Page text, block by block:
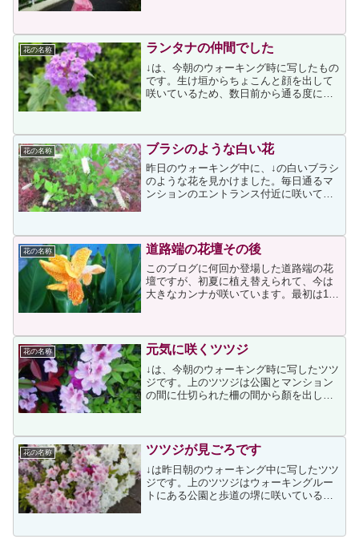
と言って良いくらい順調に完了しまし
た。それ...
花の名称 ランタナの仲間でした
↓は、今朝のウォーキング時に写したもの
です。生け垣からちょこんと顔を出して
咲いているため、数日前から通る度に気
画像検索で調べたところ、コバノランタ
ナの可能性が高い...
花の名称 ブラシのような白い花
昨日のウォーキング中に、↓の白いブラシ
のような花を見かけました。毎日通るマ
ンションのエントランス付近に咲いてい
べたのですが、当てはまる...
花の名称 道路端の花壇その後
このブログに何回か登場した道路端の花
壇ですが、初夏に植え替えられて、今は
大きなカンナが咲いています。最初は10
な花を咲かせています。日当たりが良い
場所ですし、肥料も適...
花の名称 元気に咲くツツジ
↓は、今朝のウォーキング時に写したツツ
ジです。上のツツジは公園とマンション
の間に仕切られた柵の間から顏を出して
赤く色づいた葉を持つレッドロビンはマ
ンション側に植えられて...
花の名称 ツツジが見ごろです
↓は昨日朝のウォーキング中に写したツツ
ジです。上のツツジはウォーキングルー
トにある公園と歩道の堺に咲いているも
違いは異なる株からのものと思っていた